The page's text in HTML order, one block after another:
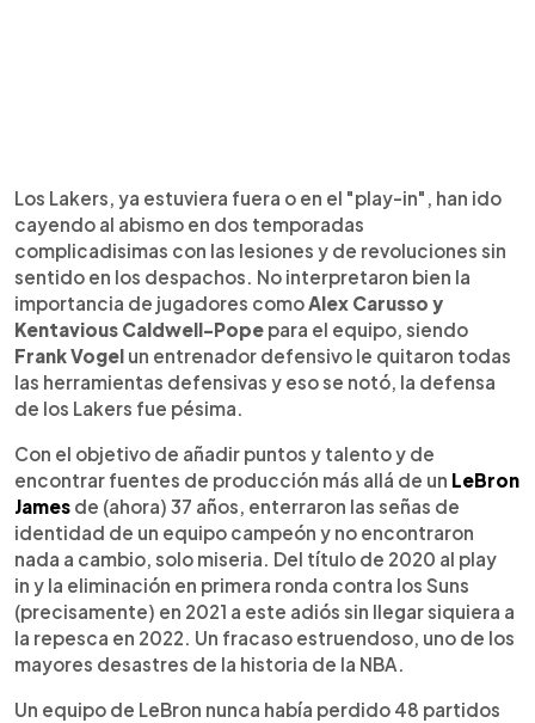
Los Lakers, ya estuviera fuera o en el "play-in", han ido
cayendo al abismo en dos temporadas
complicadisimas con las lesiones y de revoluciones sin
sentido en los despachos. No interpretaron bien la
importancia de jugadores comoAlex Carusso y
Kentavious Caldwell-Pope para el equipo, siendo
Frank Vogel un entrenador defensivo le quitaron todas
las herramientas defensivas y eso se notó, la defensa
de los Lakers fue pésima.
Con el objetivo de añadir puntos y talento y de
encontrar fuentes de producción más allá de un LeBron
James de (ahora) 37 años, enterraron las señas de
identidad de un equipo campeón y no encontraron
nada a cambio, solo miseria. Del título de 2020 al play
in y la eliminación en primera ronda contra los Suns
(precisamente) en 2021 a este adiós sin llegar siquiera a
la repesca en 2022. Un fracaso estruendoso, uno de los
mayores desastres de la historia de la NBA.
Un equipo de LeBron nunca había perdido 48 partidos